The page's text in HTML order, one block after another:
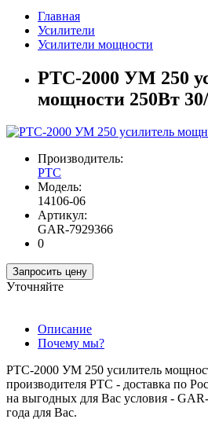
Главная
Усилители
Усилители мощности
РТС-2000 УМ 250
мощности 250Вт
Производитель:
РТС
Модель:
14106-06
Артикул:
GAR-7929366
0
Запросить цену
Уточняйте
Описание
Почему мы?
РТС-2000 УМ 250 усилитель
производителя РТС - доставка по
на выгодных для Вас условия -
года для Вас.